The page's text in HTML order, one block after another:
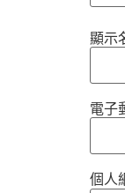
顯示
電子
個人